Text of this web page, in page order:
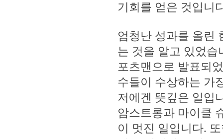
기회를 얻은 것입니
엄청난 성과를 올린
는 것을 알고 있었습
포츠맨으로 발표되
수들이 수상하는 가
저에겐 뜻깊은 일입
암스트롱과 마이클
이 멋진 일입니다.